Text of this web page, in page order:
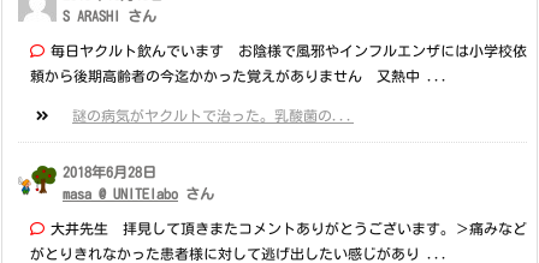
S ARASHI さん
毎日ヤクルト飲んでいます お陰様で風邪やインフルエンザには小学校依
頼から後期高齢者の今迄かかった覚えがありません 又熱中 ...
謎の病気がヤクルトで治った。乳酸菌の...
2018年6月28日
masa @ UNITElabo さん
大井先生 拝見して頂きまたコメントありがとうございます。＞痛みなど
がとりきれなかった患者様に対して逃げ出したい感じがあり ...